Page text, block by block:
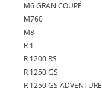
M6 GRAN COUPÉ
M760
M8
R 1
R 1200 RS
R 1250 GS
R 1250 GS ADVENTURE